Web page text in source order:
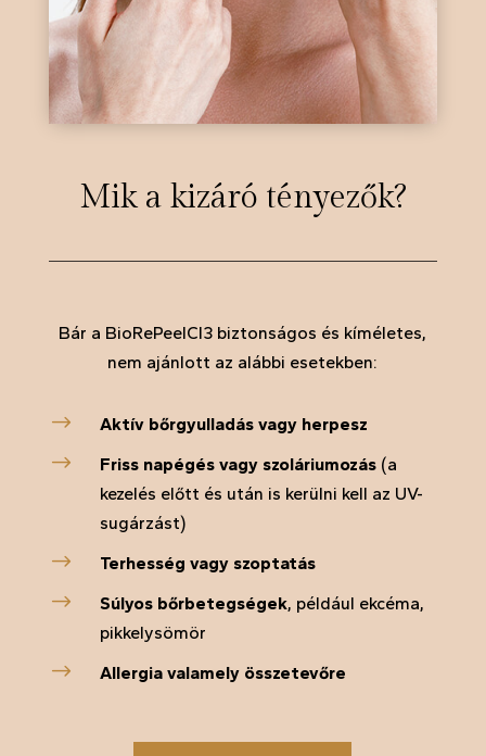
Mik a kizáró tényezők?
Bár a BioRePeelCl3 biztonságos és kíméletes,
nem ajánlott az alábbi esetekben:
$ Aktív bőrgyulladás vagy herpesz
$ Friss napégés vagy szoláriumozás(a
kezelés előtt és után is kerülni kell az UV-
sugárzást)
$ Terhesség vagy szoptatás
$ Súlyos bőrbetegségek, például ekcéma,
pikkelysömör
$ Allergia valamely összetevőre